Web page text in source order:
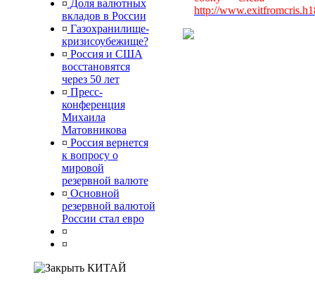
¤ Доля валютных
вкладов в России
¤ Газохранилище-
кризисоубежище?
¤ Россия и США
восстановятся
через 50 лет
¤ Пресс-
конференция
Михаила
Матовникова
¤ Россия вернется
к вопросу о
мировой
резервной валюте
¤ Основной
резервной валютой
России стал евро
¤
¤
КИТАЙ
http://